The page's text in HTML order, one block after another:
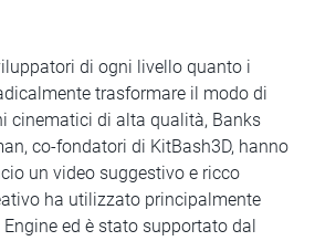
di ogni livello quanto i
trasformare il modo di
cinematici di alta qualità, Banks
co-fondatori di KitBash3D, hanno
un video suggestivo e ricco
ha utilizzato principalmente
Engine ed è stato supportato dal